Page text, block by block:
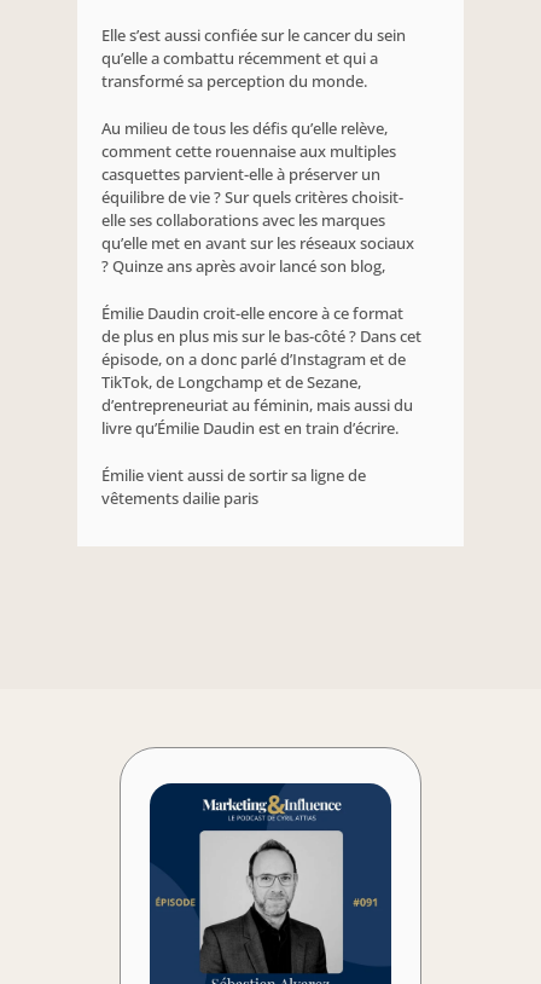
Elle s’est aussi confiée sur le cancer du sein
qu’elle a combattu récemment et qui a
transformé sa perception du monde.
Au milieu de tous les défis qu’elle relève,
comment cette rouennaise aux multiples
casquettes parvient-elle à préserver un
équilibre de vie ? Sur quels critères choisit-
elle ses collaborations avec les marques
qu’elle met en avant sur les réseaux sociaux
? Quinze ans après avoir lancé son blog,
Émilie Daudin croit-elle encore à ce format
de plus en plus mis sur le bas-côté ? Dans cet
épisode, on a donc parlé d’Instagram et de
TikTok, de Longchamp et de Sezane,
d’entrepreneuriat au féminin, mais aussi du
livre qu’Émilie Daudin est en train d’écrire.
Émilie vient aussi de sortir sa ligne de
vêtements dailie paris